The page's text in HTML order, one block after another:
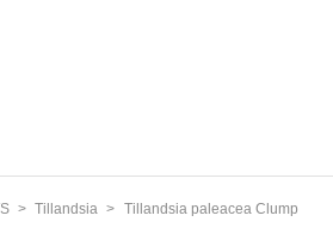
Tillandsia Tillandsia paleacea Clump